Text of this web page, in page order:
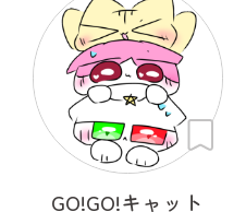
GO!GO!キャット